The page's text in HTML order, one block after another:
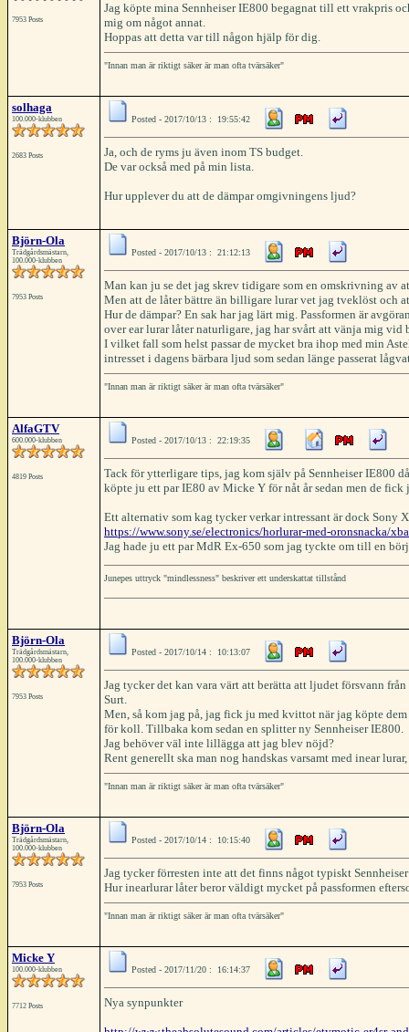
7953 Posts
Jag köpte mina Sennheiser IE800 begagnat till ett vrakpris
mig om något annat.
Hoppas att detta var till någon hjälp för dig.
"Innan man är riktigt säker är man ofta tvärsäker"
solhaga
100.000-klubben
2683 Posts
Posted - 2017/10/13 : 19:55:42
Ja, och de ryms ju även inom TS budget.
De var också med på min lista.
Hur upplever du att de dämpar omgivningens ljud?
Björn-Ola
Trädgårdsmästarn,
100.000-klubben
7953 Posts
Posted - 2017/10/13 : 21:12:13
Man kan ju se det jag skrev tidigare som en omskrivning av
Men att de låter bättre än billigare lurar vet jag tveklöst och
Hur de dämpar? En sak har jag lärt mig. Passformen är
over ear lurar låter naturligare, jag har svårt att vänja mig vid
I vilket fall som helst passar de mycket bra ihop med min
intresset i dagens bärbara ljud som sedan länge passerat
"Innan man är riktigt säker är man ofta tvärsäker"
AlfaGTV
600.000-klubben
4819 Posts
Posted - 2017/10/13 : 22:19:35
Tack för ytterligare tips, jag kom själv på Sennheiser IE800
köpte ju ett par IE80 av Micke Y för nåt år sedan men de fick
Ett alternativ som kag tycker verkar intressant är dock Sony
https://www.sony.se/electronics/horlurar-med-oronsnacka/
Jag hade ju ett par MdR Ex-650 som jag tyckte om till en
Junepes uttryck "mindlessness" beskriver ett underskattat tillstånd
Björn-Ola
Trädgårdsmästarn,
100.000-klubben
7953 Posts
Posted - 2017/10/14 : 10:13:07
Jag tycker det kan vara värt att berätta att ljudet försvann
Surt.
Men, så kom jag på, jag fick ju med kvittot när jag köpte
för koll. Tillbaka kom sedan en splitter ny Sennheiser IE800.
Jag behöver väl inte lillägga att jag blev nöjd?
Rent generellt ska man nog handskas varsamt med inear
"Innan man är riktigt säker är man ofta tvärsäker"
Björn-Ola
Trädgårdsmästarn,
100.000-klubben
7953 Posts
Posted - 2017/10/14 : 10:15:40
Jag tycker förresten inte att det finns något typiskt
Hur inearlurar låter beror väldigt mycket på passformen
"Innan man är riktigt säker är man ofta tvärsäker"
Micke Y
100.000-klubben
7712 Posts
Posted - 2017/11/20 : 16:14:37
Nya synpunkter